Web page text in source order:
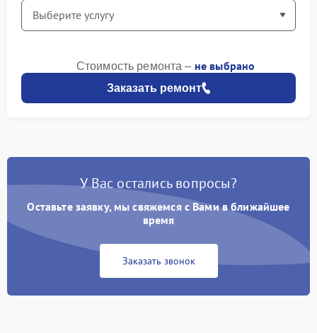
Заказать ремонт
Стоимость ремонта – не выбрано
У Вас остались вопросы?
Оставьте заявку, мы свяжемся с Вами в ближайшее
время
Заказать звонок